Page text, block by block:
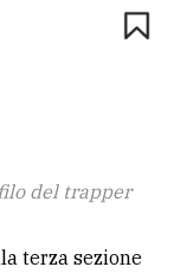
del trapper
terza sezione